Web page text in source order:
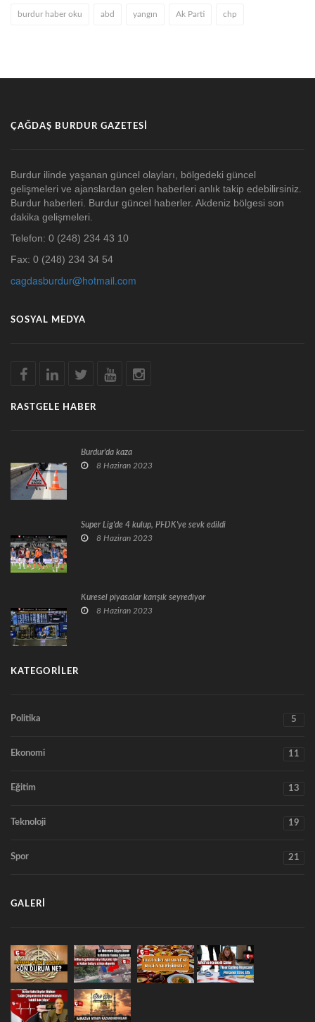
burdur haber oku abd yangın Ak Parti chp
ÇAĞDAŞ BURDUR GAZETESI
Burdur ilinde yaşanan güncel olayları, bölgedeki güncel
gelişmeleri ve ajanslardan gelen haberleri anlık takip edebilirsiniz.
Burdur haberleri. Burdur güncel haberler. Akdeniz bölgesi son
dakika gelişmeleri.
Telefon: 0 (248) 234 43 10
Fax: 0 (248) 234 34 54
cagdasburdur@hotmail.com
SOSYAL MEDYA
RASTGELE HABER
Burdur'da kaza
8 Haziran 2023
Süper Lig'de 4 kulüp, PFDK'ye sevk edildi
8 Haziran 2023
Küresel piyasalar karışık seyrediyor
8 Haziran 2023
KATEGORILER
Politika 5
Ekonomi 11
Eğitim 13
Teknoloji 19
Spor 21
GALERI